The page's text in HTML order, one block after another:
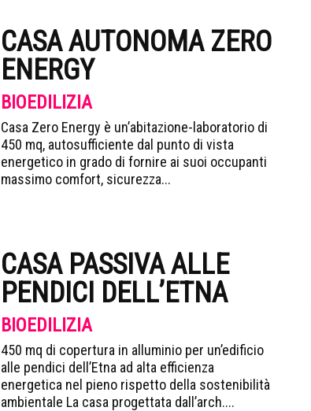
CASA AUTONOMA ZERO
ENERGY
BIOEDILIZIA
Casa Zero Energy è un’abitazione-laboratorio di
450 mq, autosufficiente dal punto di vista
energetico in grado di fornire ai suoi occupanti
massimo comfort, sicurezza...
CASA PASSIVA ALLE
PENDICI DELL’ETNA
BIOEDILIZIA
450 mq di copertura in alluminio per un’edificio
alle pendici dell’Etna ad alta efficienza
energetica nel pieno rispetto della sostenibilità
ambientale La casa progettata dall’arch....